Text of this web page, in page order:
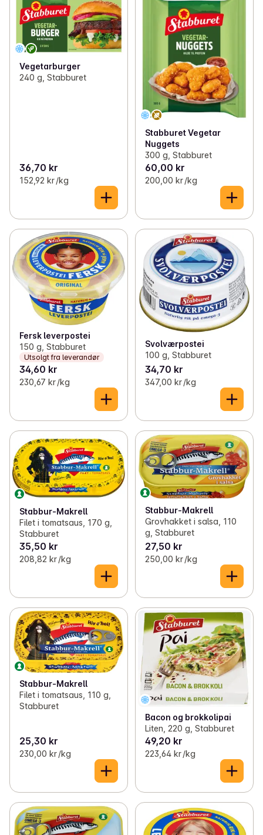
Vegetarburger
240 g, Stabburet
36,70 kr
152,92 kr /kg
Stabburet Vegetar
Nuggets
300 g, Stabburet
60,00 kr
200,00 kr /kg
Fersk leverpostei
150 g, Stabburet
Utsolgt fra leverandør
34,60 kr
230,67 kr /kg
Svolværpostei
100 g, Stabburet
34,70 kr
347,00 kr /kg
Stabbur-Makrell
Filet i tomatsaus, 170 g,
Stabburet
35,50 kr
208,82 kr /kg
Stabbur-Makrell
Grovhakket i salsa, 110
g, Stabburet
27,50 kr
250,00 kr /kg
Stabbur-Makrell
Filet i tomatsaus, 110 g,
Stabburet
25,30 kr
230,00 kr /kg
Bacon og brokkolipai
Liten, 220 g, Stabburet
49,20 kr
223,64 kr /kg